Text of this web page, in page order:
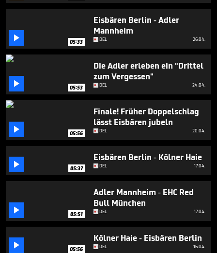
 05:33
Eisbären Berlin - Adler
Mannheim
DEL 26.04.
 05:53
Die Adler erleben ein "Drittel
zum Vergessen"
DEL 24.04.
 05:56
Finale! Früher Doppelschlag
lässt Eisbären jubeln
DEL 20.04.
 05:37
Eisbären Berlin - Kölner Haie
DEL 17.04.
 05:51
Adler Mannheim - EHC Red
Bull München
DEL 17.04.
 05:56
Kölner Haie - Eisbären Berlin
DEL 16.04.